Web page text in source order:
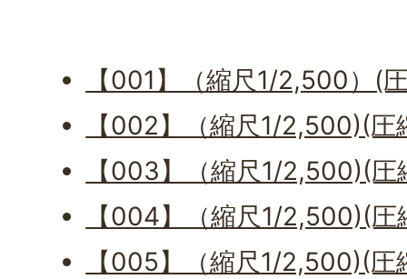
【001】（縮尺1/2,500）(
【002】（縮尺1/2,500)(
【003】（縮尺1/2,500)(
【004】（縮尺1/2,500)(
【005】（縮尺1/2,500)(